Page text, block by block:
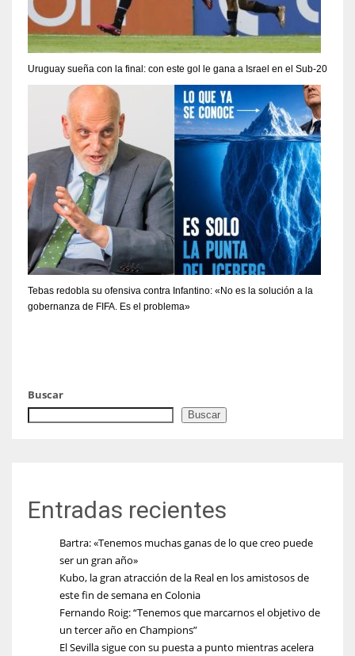
Uruguay sueña con la final: con este gol le gana a Israel en el Sub-20
Tebas redobla su ofensiva contra Infantino: «No es la solución a la
gobernanza de FIFA. Es el problema»
Buscar
Buscar
Entradas recientes
Bartra: «Tenemos muchas ganas de lo que creo puede
ser un gran año»
Kubo, la gran atracción de la Real en los amistosos de
este fin de semana en Colonia
Fernando Roig: “Tenemos que marcarnos el objetivo de
un tercer año en Champions”
El Sevilla sigue con su puesta a punto mientras acelera